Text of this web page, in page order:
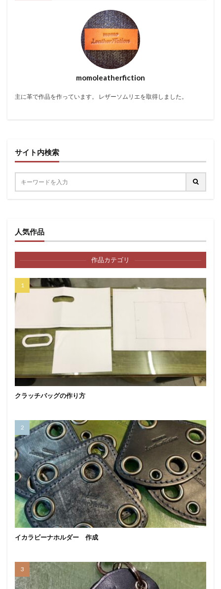
momoleatherfiction
主に革で作品を作っています。 レザーソムリエを取得しました。
サイト内検索
人気作品
作品カテゴリ
クラッチバッグの作り方
イカラビーナホルダー 作成